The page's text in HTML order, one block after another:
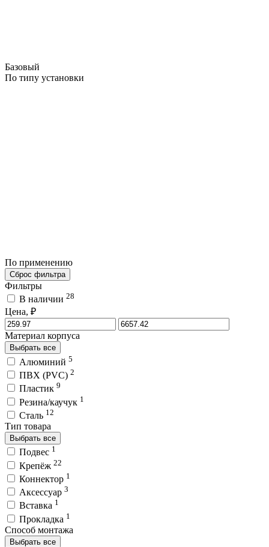
Базовый
По типу установки
По применению
Сброс фильтра
Фильтры
В наличии 28
Цена, ₽
Материал корпуса
Выбрать все
Алюминий 5
ПВХ (PVC) 2
Пластик 9
Резина/каучук 1
Сталь 12
Тип товара
Выбрать все
Подвес 1
Крепёж 22
Коннектор 1
Аксессуар 3
Вставка 1
Прокладка 1
Способ монтажа
Выбрать все